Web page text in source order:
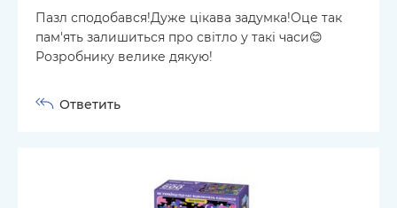
Пазл сподобався!Дуже цікава задумка!Оце так
пам'ять залишиться про світло у такі часи😊
Розробнику велике дякую!
Ответить